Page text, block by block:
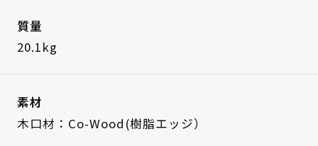
質量
20.1kg
素材
木口材：Co-Wood(樹脂エッジ）